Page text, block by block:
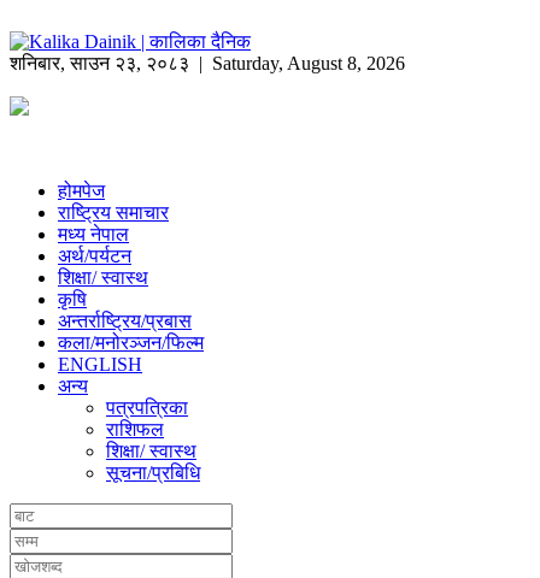
शनिबार,साउन २३, २०८३ | Saturday, August 8, 2026
होमपेज
राष्ट्रिय समाचार
मध्य नेपाल
अर्थ/पर्यटन
शिक्षा/ स्वास्थ
कृषि
अन्तर्राष्ट्रिय/प्रबास
कला/मनोरञ्जन/फिल्म
ENGLISH
अन्य
पत्रपत्रिका
राशिफल
शिक्षा/ स्वास्थ
सूचना/प्रबिधि